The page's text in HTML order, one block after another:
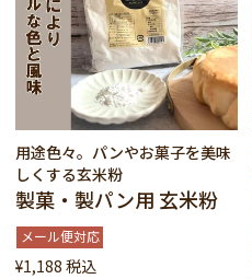
用途色々。パンやお菓子を美味
しくする玄米粉
製菓・製パン用 玄米粉
メール便対応
¥1,188 税込